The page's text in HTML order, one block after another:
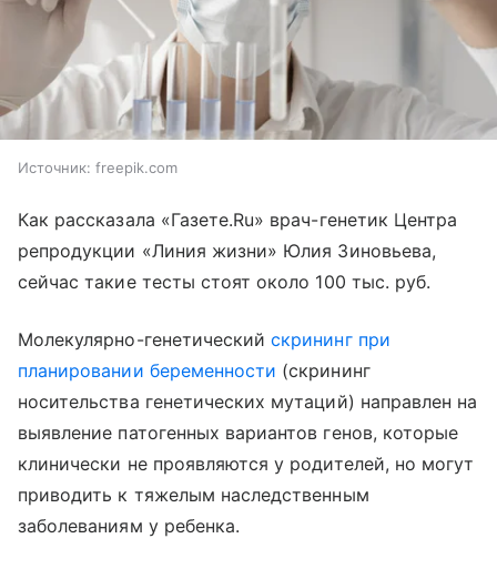
Источник: freepik.com
Как рассказала «Газете.Ru» врач-генетик Центра
репродукции «Линия жизни» Юлия Зиновьева,
сейчас такие тесты стоят около 100 тыс. руб.
Молекулярно-генетическийскрининг при
планировании беременности (скрининг
носительства генетических мутаций) направлен на
выявление патогенных вариантов генов, которые
клинически не проявляются у родителей, но могут
приводить к тяжелым наследственным
заболеваниям у ребенка.